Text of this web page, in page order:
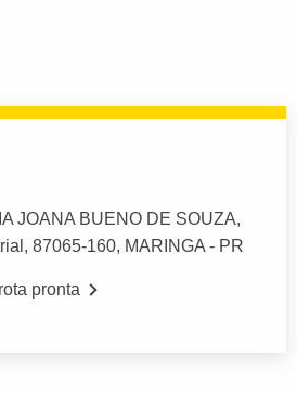
JOANA BUENO DE SOUZA,
87065-160, MARINGA - PR
rota pronta